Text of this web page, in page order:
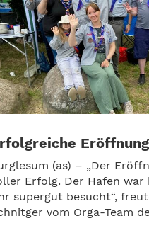
Eröffnung
(as) – „Der
Erfolg. Der Hafen war
supergut besucht“,
vom Orga-Team